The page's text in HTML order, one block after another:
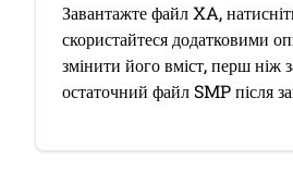
Завантажте файл XA,
скористайтеся додатковими
змінити його вміст, перш ніж
остаточний файл SMP після